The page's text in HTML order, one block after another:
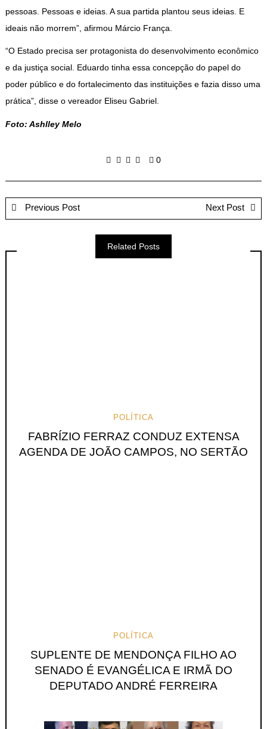
pessoas. Pessoas e ideias. A sua partida plantou seus ideias. E
ideais não morrem”, afirmou Márcio França.
“O Estado precisa ser protagonista do desenvolvimento econômico
e da justiça social. Eduardo tinha essa concepção do papel do
poder público e do fortalecimento das instituições e fazia disso uma
prática”, disse o vereador Eliseu Gabriel.
Foto: Ashlley Melo
0
Previous Post Next Post
Related Posts
POLÍTICA
FABRÍZIO FERRAZ CONDUZ EXTENSA
AGENDA DE JOÃO CAMPOS, NO SERTÃO
POLÍTICA
SUPLENTE DE MENDONÇA FILHO AO
SENADO É EVANGÉLICA E IRMÃ DO
DEPUTADO ANDRÉ FERREIRA